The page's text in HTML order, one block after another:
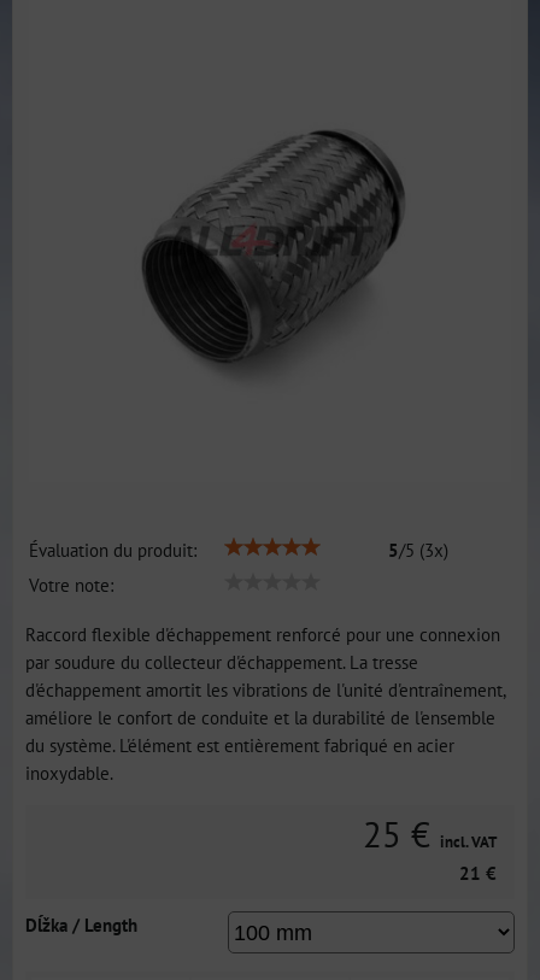
Évaluation du produit: 5/5 (3x)
Votre note:
Raccord flexible d'échappement renforcé pour une connexion
par soudure du collecteur d'échappement. La tresse
d'échappement amortit les vibrations de l'unité d'entraînement,
améliore le confort de conduite et la durabilité de l'ensemble
du système. L'élément est entièrement fabriqué en acier
inoxydable.
25 € incl. VAT
21 €
Dĺžka / Length